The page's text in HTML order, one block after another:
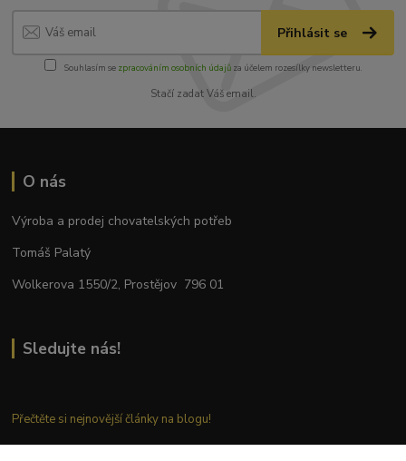
Přihlásit se
Souhlasím se zpracováním osobních údajůza účelem rozesílky newsletteru.
Stačí zadat Váš email.
O nás
Výroba a prodej chovatelských potřeb
Tomáš Palatý
Wolkerova 1550/2, Prostějov 796 01
Sledujte nás!
Přečtěte si nejnovější články na blogu!